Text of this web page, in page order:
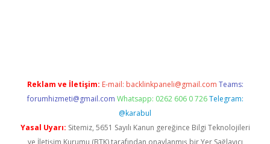
Reklam ve İletişim: E-mail: backlinkpaneli@gmail.com Teams:
forumhizmeti@gmail.com Whatsapp: 0262 606 0 726 Telegram:
@karabul
Yasal Uyarı: Sitemiz, 5651 Sayılı Kanun gereğince Bilgi Teknolojileri
ve İletişim Kurumu (BTK) tarafından onaylanmış bir Yer Sağlayıcı